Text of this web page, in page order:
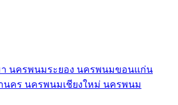
นครพนมระยอง นครพนมขอนแก่น
นคร นครพนมเชียงใหม่ นครพนม